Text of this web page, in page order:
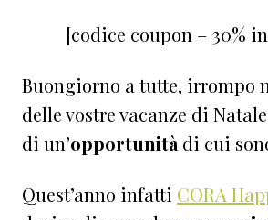
[codice coupon – 30%
Buongiorno a tutte, irrompo
delle vostre vacanze di
di un’opportunità di cui
Quest’anno infatti CORA